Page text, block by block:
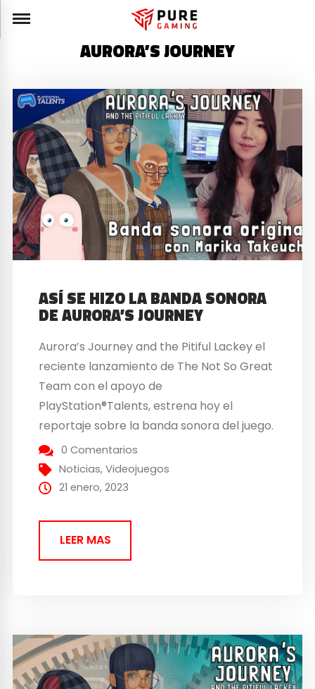
AURORA’S JOURNEY
ASÍ SE HIZO LA BANDA SONORA
DE AURORA’S JOURNEY
Aurora’s Journey and the Pitiful Lackey el
reciente lanzamiento de The Not So Great
Team con el apoyo de
PlayStation®Talents, estrena hoy el
reportaje sobre la banda sonora del juego.
La compositora japonesa Marika Takeuchi,
autora de la misma, explica que estuvo
implicada en el proceso creativo desde el
0 Comentarios
Noticias,Videojuegos
21 enero, 2023
LEER MAS